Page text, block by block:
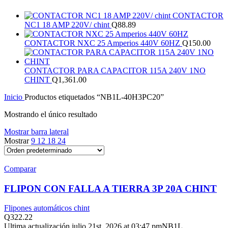
CONTACTOR
NC1 18 AMP 220V/ chint Q88.89
CONTACTOR NXC 25 Amperios 440V 60HZ Q150.00
CONTACTOR PARA CAPACITOR 115A 240V 1NO
CHINT Q1,361.00
Inicio Productos etiquetados “NB1L-40H3PC20”
Mostrando el único resultado
Mostrar barra lateral
Mostrar9 12 18 24
Comparar
FLIPON CON FALLA A TIERRA 3P 20A CHINT
Flipones automáticos chint
Q322.22